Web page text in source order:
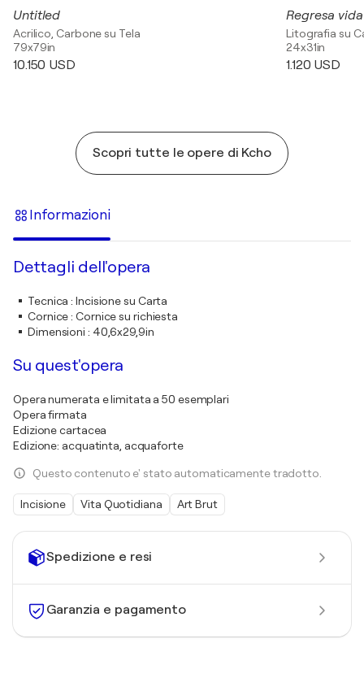
Spedizione e resi
Garanzia e pagamento
Untitled
Acrilico, Carbone su Tela
79x79in
10.150 USD
Regresa
Litografia su
24x31in
1.120 USD
Scopri tutte le opere di Kcho
Informazioni
Dettagli dell'opera
Tecnica :Incisione su Carta
Cornice: Cornice su richiesta
Dimensioni : 40,6x29,9in
Su quest'opera
Opera numerata e limitata a 50 esemplari
Opera firmata
Edizione cartacea
Edizione: acquatinta, acquaforte
Questo contenuto e' stato automaticamente tradotto.
Incisione Vita Quotidiana Art Brut